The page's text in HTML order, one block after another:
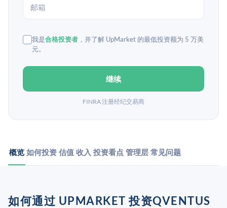
我是合格投资者 ，并了解 UpMarket 的最低投资额为 5 万美
元。
继续
FINRA 注册经纪交易商
概览 如何投资 估值 收入 投资看点 管理层 常见问题
如何通过 UPMARKET 投资QVENTUS